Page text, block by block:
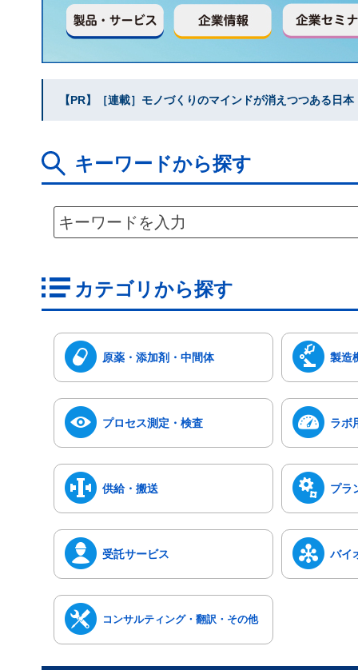
【PR】［連載］モノづくりのマインドが消えつつある日
キーワードから探す
カテゴリから探す
原薬・添加剤・中間体 製造
プロセス測定・検査 ラボ
供給・搬送 プラ
受託サービス バイ
コンサルティング・翻訳・その他